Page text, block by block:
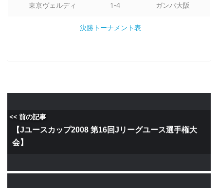
東京ヴェルディ 1-4 ガンバ大阪
決勝トーナメント表
<< 前の記事
【Jユースカップ2008 第16回Jリーグユース選手権大
会】